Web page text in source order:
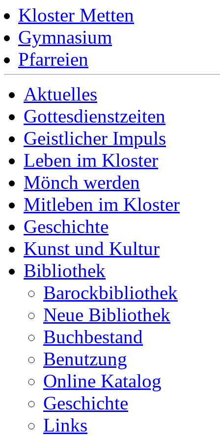
Kloster Metten
Gymnasium
Pfarreien
Aktuelles
Gottesdienstzeiten
Geistlicher Impuls
Leben im Kloster
Mönch werden
Mitleben im Kloster
Geschichte
Kunst und Kultur
Bibliothek
Barockbibliothek
Neue Bibliothek
Buchbestand
Benutzung
Online Katalog
Geschichte
Links